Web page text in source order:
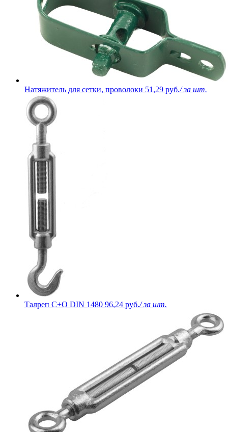
Натяжитель для сетки, проволоки 51,29 руб./ за шт.
Талреп С+О DIN 1480 96,24 руб./ за шт.